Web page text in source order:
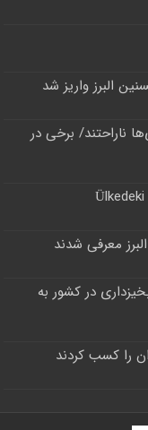
ناراحتند/ برخی ‌در
معرفی شدند
طرح آبخیزداری در کشور به